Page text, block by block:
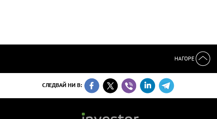
НАГОРЕ
СЛЕДВАЙ НИ В: